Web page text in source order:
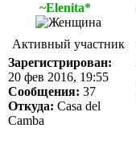
~Elenita*
Активный участник
Зарегистрирован:
20 фев 2016, 19:55
Сообщения: 37
Откуда: Casa del
Camba